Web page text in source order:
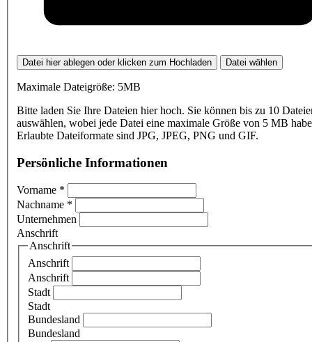
Datei hier ablegen oder klicken zum Hochladen Datei wählen
Maximale Dateigröße: 5MB
Bitte laden Sie Ihre Dateien hier hoch. Sie können bis zu 10
auswählen, wobei jede Datei eine maximale Größe von 5 MB
Erlaubte Dateiformate sind JPG, JPEG, PNG und GIF.
Persönliche Informationen
Vorname *
Nachname *
Unternehmen
Anschrift
Anschrift
Anschrift
Anschrift
Stadt
Stadt
Bundesland
Bundesland